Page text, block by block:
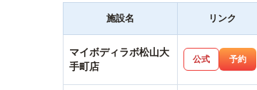
施設名 リンク
マイボディラボ松山大
手町店
公式 予約